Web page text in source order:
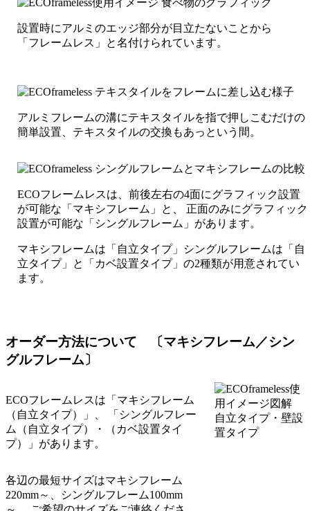
設置時にアルミのエッジ部分が目立たないことから
「フレームレス」と名付けられています。
アルミフレームの溝にテキスタイルを指で押しこむだけの
簡単設置、テキスタイルの交換もあっという間。
ECOフレームレスは、前後左右の4面にグラフィック設置
が可能な「マキシフレーム」と、 正面のみにグラフィック
設置が可能な「シングルフレーム」があります。
マキシフレームは「自立タイプ」シングルフレームは「自
立タイプ」と「カベ設置タイプ」の2種類が用意されてい
ます。
オーダー方法について 〔マキシフレーム／シン
グルフレーム〕
ECOフレームレスは「マキシフレーム
（自立タイプ）」、 「シングルフレー
ム（自立タイプ）・（カベ設置タイ
プ）」があります。
各辺の最短サイズはマキシフレーム
220mm～、シングルフレーム100mm